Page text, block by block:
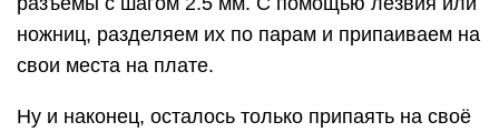
ножниц, разделяем их по парам и припаиваем на
свои места на плате.
Ну и наконец, осталось только припаять на своё